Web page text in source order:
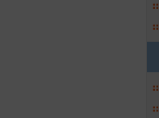
::
::
::
::